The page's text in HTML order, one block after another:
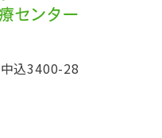
込3400-28